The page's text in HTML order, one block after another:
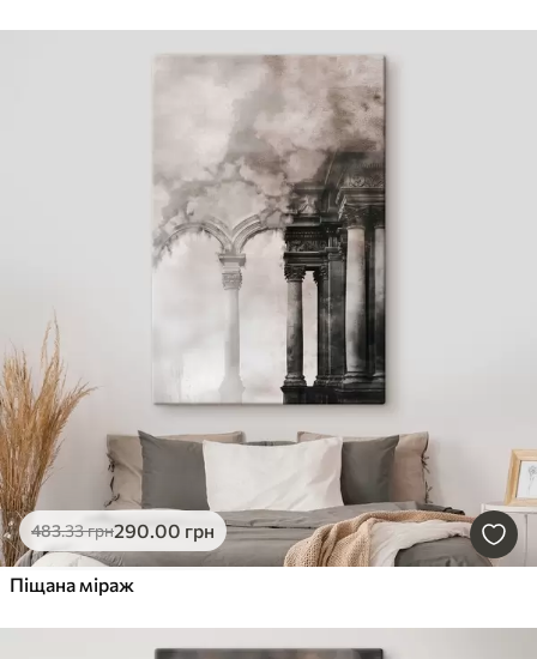
483.33грн290.00 грн
Піщана міраж